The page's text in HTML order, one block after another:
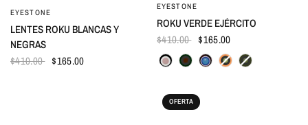
EYESTONE
LENTES ROKU BLANCAS Y
NEGRAS
$410.00 $165.00
EYESTONE
ROKU VERDE EJÉRCITO
$410.00 $165.00
OFERTA